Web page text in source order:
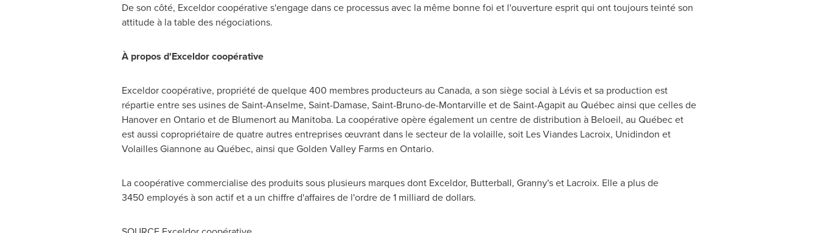
De son côté, Exceldor coopérative s'engage dans ce processus avec la même bonne foi et l'ouverture esprit qui ont toujours teinté son
attitude à la table des négociations.
À propos d'Exceldor coopérative
Exceldor coopérative, propriété de quelque 400 membres producteurs au Canada, a son siège social à Lévis et sa production est
répartie entre ses usines deSaint-Anselme, Saint-Damase, Saint-Bruno-de-Montarville et deSaint-Agapitau Québec ainsi que celles de
Hanoveren Ontarioet de Blumenortau Manitoba. La coopérative opère également un centre de distribution à Beloeil, au Québec et
est aussi copropriétaire de quatre autres entreprises œuvrant dans le secteur de la volaille, soit Les Viandes Lacroix, Unidindon et
Volailles Giannone au Québec, ainsi que Golden Valley Farms en Ontario.
La coopérative commercialise des produits sous plusieurs marques dont Exceldor, Butterball, Granny's et Lacroix. Elle a plus de
3450 employés à son actif et a un chiffre d'affaires de l'ordre de 1 milliard de dollars.